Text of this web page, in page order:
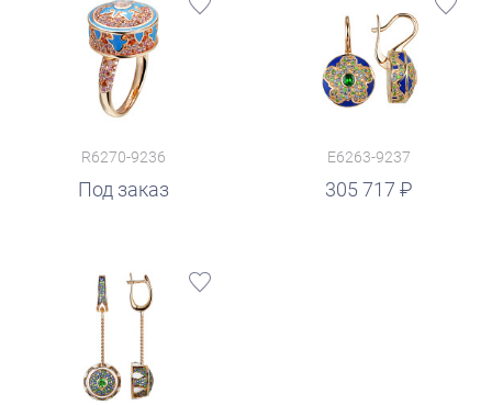
R6270-9236
Под заказ
E6263-9237
305 717
руб.